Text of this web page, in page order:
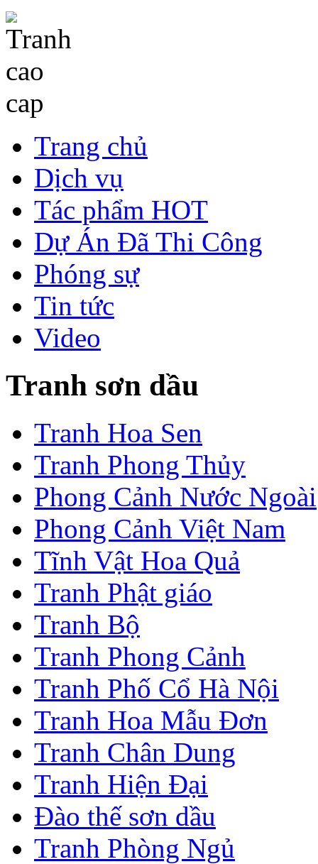
Trang chủ
Dịch vụ
Tác phẩm HOT
Dự Án Đã Thi Công
Phóng sự
Tin tức
Video
Tranh sơn dầu
Tranh Hoa Sen
Tranh Phong Thủy
Phong Cảnh Nước Ngoài
Phong Cảnh Việt Nam
Tĩnh Vật Hoa Quả
Tranh Phật giáo
Tranh Bộ
Tranh Phong Cảnh
Tranh Phố Cổ Hà Nội
Tranh Hoa Mẫu Đơn
Tranh Chân Dung
Tranh Hiện Đại
Đào thế sơn dầu
Tranh Phòng Ngủ